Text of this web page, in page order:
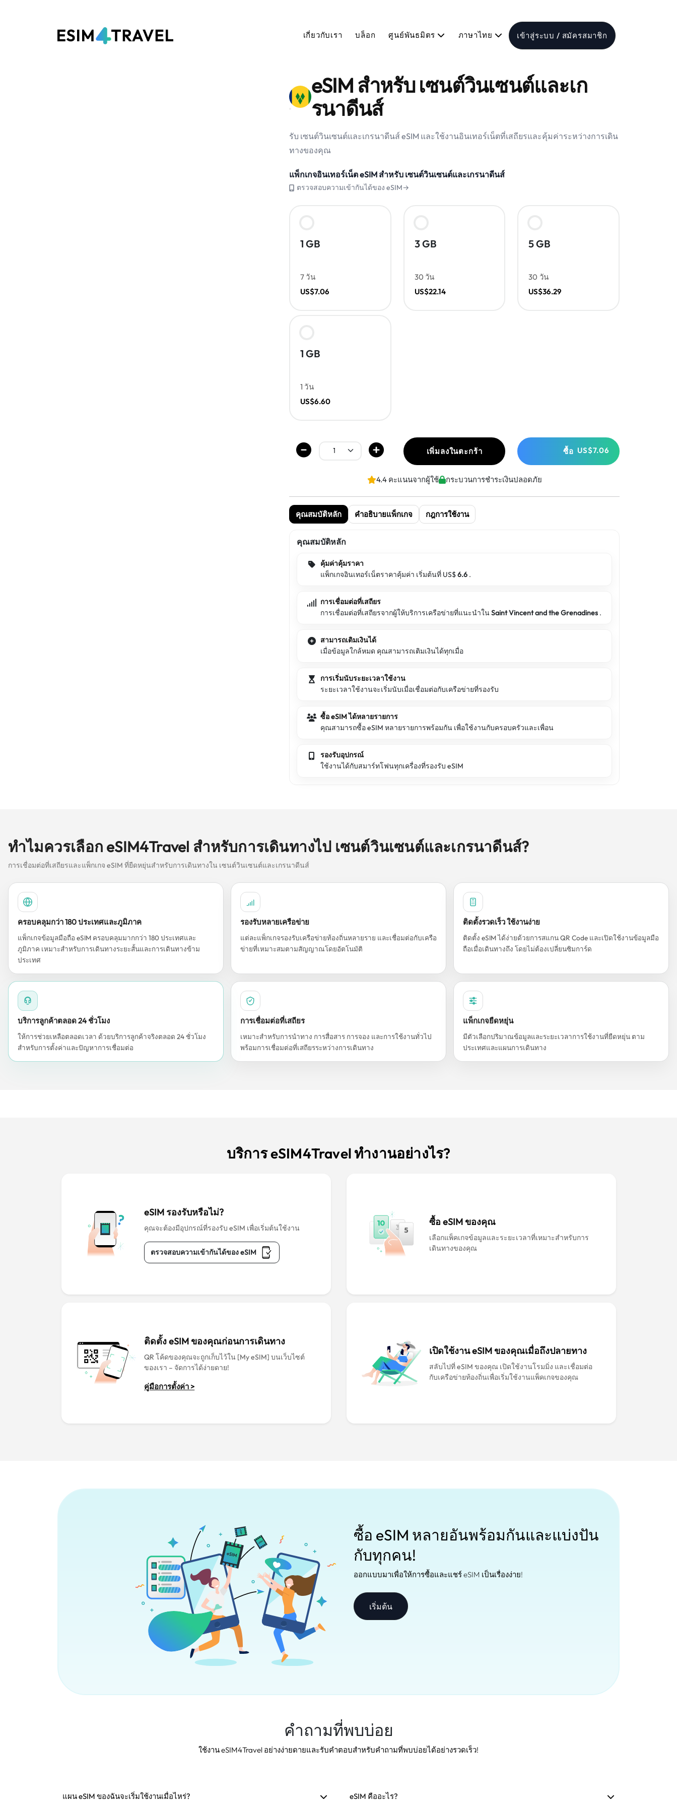
เกี่ยวกับเรา บล็อก ศูนย์พันธมิตร ภาษาไทย เข้าสู่ระบบ / สมัครสมาชิก
eSIM สำหรับ เซนต์วินเซนต์และเก
รนาดีนส์
รับ เซนต์วินเซนต์และเกรนาดีนส์ eSIM และใช้งานอินเทอร์เน็ตที่เสถียรและคุ้มค่าระหว่างการเดิน
ทางของคุณ
แพ็กเกจอินเทอร์เน็ต eSIM สำหรับ เซนต์วินเซนต์และเกรนาดีนส์
ตรวจสอบความเข้ากันได้ของ eSIM→
1 GB
7 วัน
US$7.06
3 GB
30 วัน
US$22.14
5 GB
30 วัน
US$36.29
1 GB
1 วัน
US$6.60
เพิ่มลงในตะกร้า ซื้อ US$7.06
4.4 คะแนนจากผู้ใช้ กระบวนการชำระเงินปลอดภัย
คุณสมบัติหลัก คำอธิบายแพ็กเกจ กฎการใช้งาน
คุณสมบัติหลัก
คุ้มค่าคุ้มราคา
แพ็กเกจอินเทอร์เน็ตราคาคุ้มค่า เริ่มต้นที่ US$6.6 .
การเชื่อมต่อที่เสถียร
การเชื่อมต่อที่เสถียรจากผู้ให้บริการเครือข่ายที่แนะนำในSaint Vincent and the Grenadines .
สามารถเติมเงินได้
เมื่อข้อมูลใกล้หมด คุณสามารถเติมเงินได้ทุกเมื่อ
การเริ่มนับระยะเวลาใช้งาน
ระยะเวลาใช้งานจะเริ่มนับเมื่อเชื่อมต่อกับเครือข่ายที่รองรับ
ซื้อ eSIM ได้หลายรายการ
คุณสามารถซื้อ eSIM หลายรายการพร้อมกัน เพื่อใช้งานกับครอบครัวและเพื่อน
รองรับอุปกรณ์
ใช้งานได้กับสมาร์ทโฟนทุกเครื่องที่รองรับ eSIM
ทำไมควรเลือก eSIM4Travel สำหรับการเดินทางไป เซนต์วินเซนต์และเกรนาดีนส์?
การเชื่อมต่อที่เสถียรและแพ็กเกจ eSIM ที่ยืดหยุ่นสำหรับการเดินทางใน เซนต์วินเซนต์และเกรนาดีนส์
ครอบคลุมกว่า 180 ประเทศและภูมิภาค
แพ็กเกจข้อมูลมือถือ eSIM ครอบคลุมมากกว่า 180 ประเทศและ
ภูมิภาค เหมาะสำหรับการเดินทางระยะสั้นและการเดินทางข้าม
ประเทศ
รองรับหลายเครือข่าย
แต่ละแพ็กเกจรองรับเครือข่ายท้องถิ่นหลายราย และเชื่อมต่อกับเครือ
ข่ายที่เหมาะสมตามสัญญาณโดยอัตโนมัติ
ติดตั้งรวดเร็ว ใช้งานง่าย
ติดตั้ง eSIM ได้ง่ายด้วยการสแกน QR Code และเปิดใช้งานข้อมูลมือ
ถือเมื่อเดินทางถึง โดยไม่ต้องเปลี่ยนซิมการ์ด
บริการลูกค้าตลอด 24 ชั่วโมง
ให้การช่วยเหลือตลอดเวลา ด้วยบริการลูกค้าจริงตลอด 24 ชั่วโมง
สำหรับการตั้งค่าและปัญหาการเชื่อมต่อ
การเชื่อมต่อที่เสถียร
เหมาะสำหรับการนำทาง การสื่อสาร การจอง และการใช้งานทั่วไป
พร้อมการเชื่อมต่อที่เสถียรระหว่างการเดินทาง
แพ็กเกจยืดหยุ่น
มีตัวเลือกปริมาณข้อมูลและระยะเวลาการใช้งานที่ยืดหยุ่น ตาม
ประเทศและแผนการเดินทาง
บริการ eSIM4Travel ทำงานอย่างไร?
eSIM รองรับหรือไม่?
คุณจะต้องมีอุปกรณ์ที่รองรับ eSIM เพื่อเริ่มต้นใช้งาน
ตรวจสอบความเข้ากันได้ของ eSIM
ซื้อ eSIM ของคุณ
เลือกแพ็คเกจข้อมูลและระยะเวลาที่เหมาะสำหรับการ
เดินทางของคุณ
ติดตั้ง eSIM ของคุณก่อนการเดินทาง
QR โค้ดของคุณจะถูกเก็บไว้ใน [My eSIM] บนเว็บไซต์
ของเรา – จัดการได้ง่ายดาย!
คู่มือการตั้งค่า >
เปิดใช้งาน eSIM ของคุณเมื่อถึงปลายทาง
สลับไปที่ eSIM ของคุณ เปิดใช้งานโรมมิ่ง และเชื่อมต่อ
กับเครือข่ายท้องถิ่นเพื่อเริ่มใช้งานแพ็คเกจของคุณ
ซื้อ eSIM หลายอันพร้อมกันและแบ่งปัน
กับทุกคน!
ออกแบบมาเพื่อให้การซื้อและแชร์ eSIM เป็นเรื่องง่าย!
เริ่มต้น
คำถามที่พบบ่อย
ใช้งาน eSIM4Travel อย่างง่ายดายและรับคำตอบสำหรับคำถามที่พบบ่อยได้อย่างรวดเร็ว!
แผน eSIM ของฉันจะเริ่มใช้งานเมื่อไหร่? eSIM คืออะไร?